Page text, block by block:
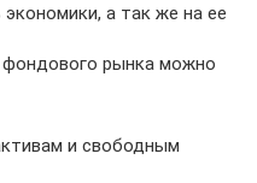
а так же на ее
рынка можно
и свободным